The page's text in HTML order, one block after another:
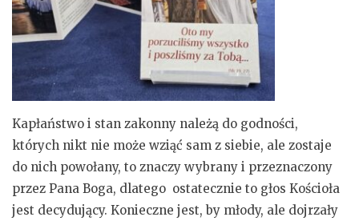
Kapłaństwo i stan zakonny należą do godności,
których nikt nie może wziąć sam z siebie, ale zostaje
do nich powołany, to znaczy wybrany i przeznaczony
przez Pana Boga, dlatego ostatecznie to głos Kościoła
jest decydujący. Konieczne jest, by młody, ale dojrzały